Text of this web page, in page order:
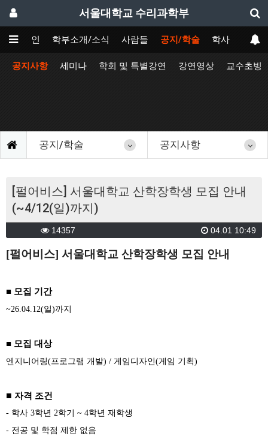
서울대학교 수리과학부
메인 학부소개/소식 사람들 공지/학술 학사
공지사항 세미나 학회 및 특별강연 강연영상 교수초빙
공지/학술 공지사항
[펄어비스] 서울대학교 산학장학생 모집 안내
(~4/12(일)까지)
14357 04.01 10:49
[펄어비스] 서울대학교 산학장학생 모집 안내
■ 모집 기간
~26.04.12(일)까지
■ 모집 대상
엔지니어링(프로그램 개발) / 게임디자인(게임 기획)
■ 자격 조건
- 학사 3학년 2학기 ~ 4학년 재학생
- 전공 및 학점 제한 없음